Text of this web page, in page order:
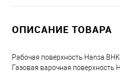
ОПИСАНИЕ ТОВАРА
Рабочая поверхность Hansa
Газовая варочная поверхность